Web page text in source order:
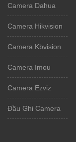
Camera Dahua
Camera Hikvision
Camera Kbvision
Camera Imou
Camera Ezviz
Đầu Ghi Camera